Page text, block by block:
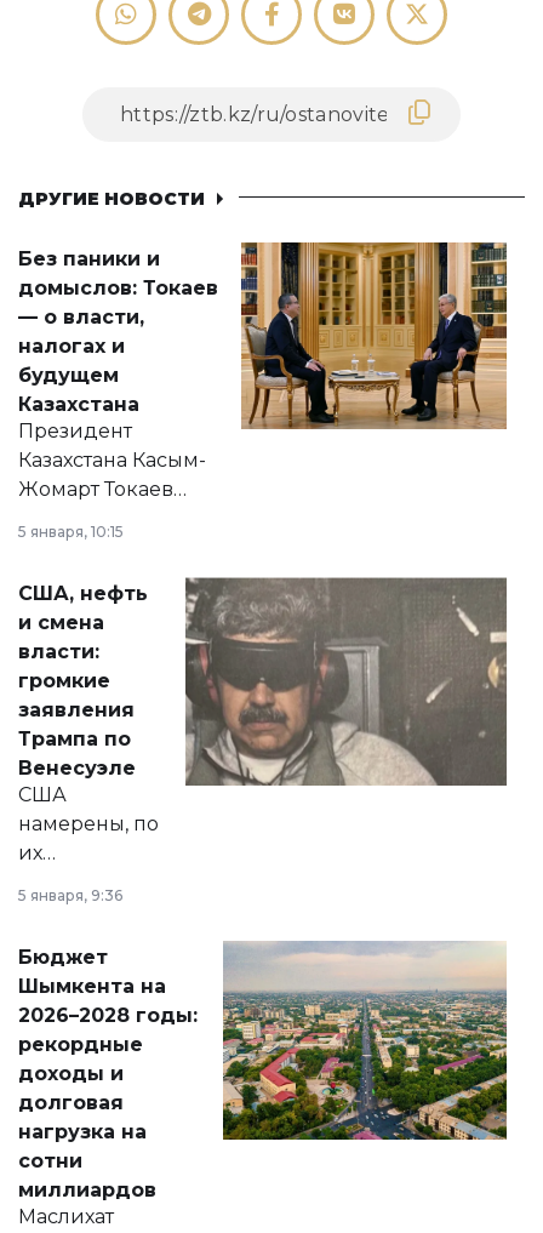
ДРУГИЕ НОВОСТИ
Без паники и
домыслов: Токаев
— о власти,
налогах и
будущем
Казахстана
Президент
Казахстана Касым-
Жомарт Токаев
сразу несколько
актуальных тем —
от слухов о
политических
реформах до
вопросов армии,
экономики и
личного здоровья.
5 января, 10:15
США, нефть
и смена
власти:
громкие
заявления
Трампа по
Венесуэле
США
намерены, по
их
принести
народу
Венесуэлы.
5 января, 9:36
Бюджет
Шымкента на
2026–2028 годы:
рекордные
доходы и
долговая
нагрузка на
сотни
миллиардов
Маслихат